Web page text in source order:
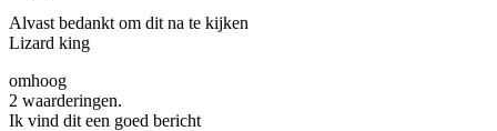
Alvast bedankt om dit na te kijken
Lizard king
omhoog
2 waarderingen.
Ik vind dit een goed bericht